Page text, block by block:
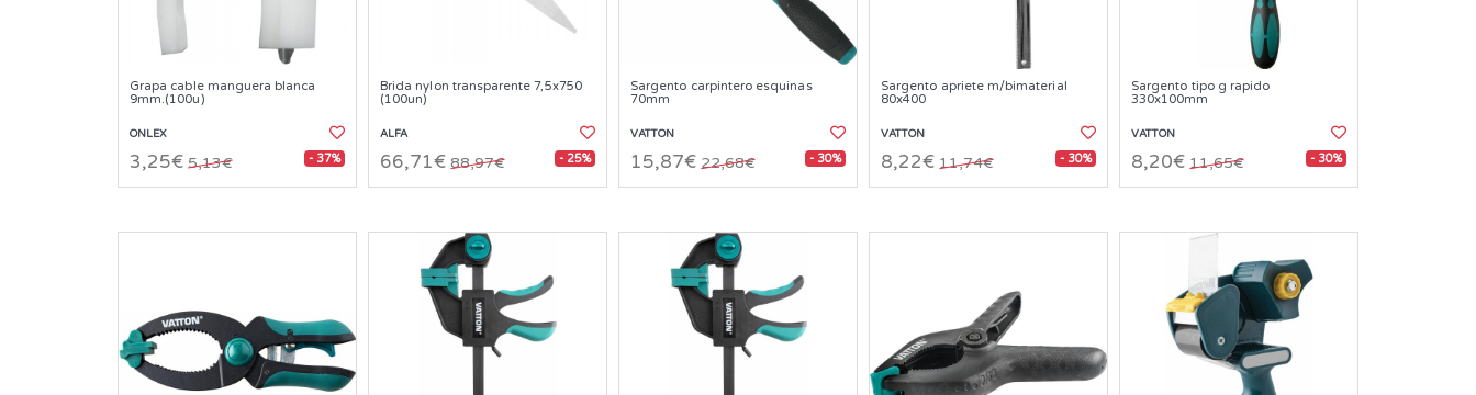
Grapa cable manguera blanca
9mm.(100u)
ONLEX
3,25€ 5,13€ - 37%
Brida nylon transparente 7,5x750
(100un)
ALFA
66,71€ 88,97€ - 25%
Sargento carpintero esquinas
70mm
VATTON
15,87€ 22,68€ - 30%
Sargento apriete m/bimaterial
80x400
VATTON
8,22€ 11,74€ - 30%
Sargento tipo g rapido
330x100mm
VATTON
8,20€ 11,65€ - 30%